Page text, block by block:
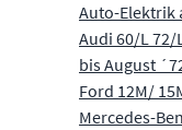
Auto-Elektrik
Audi 60/L 72/
bis August
Ford 12M/
Mercedes-